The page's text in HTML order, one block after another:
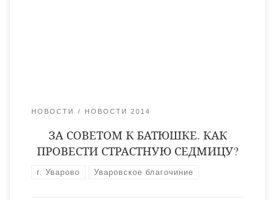
НОВОСТИ НОВОСТИ 2014
ЗА СОВЕТОМ К БАТЮШКЕ. КАК
ПРОВЕСТИ СТРАСТНУЮ СЕДМИЦУ?
г. Уварово Уваровское благочиние